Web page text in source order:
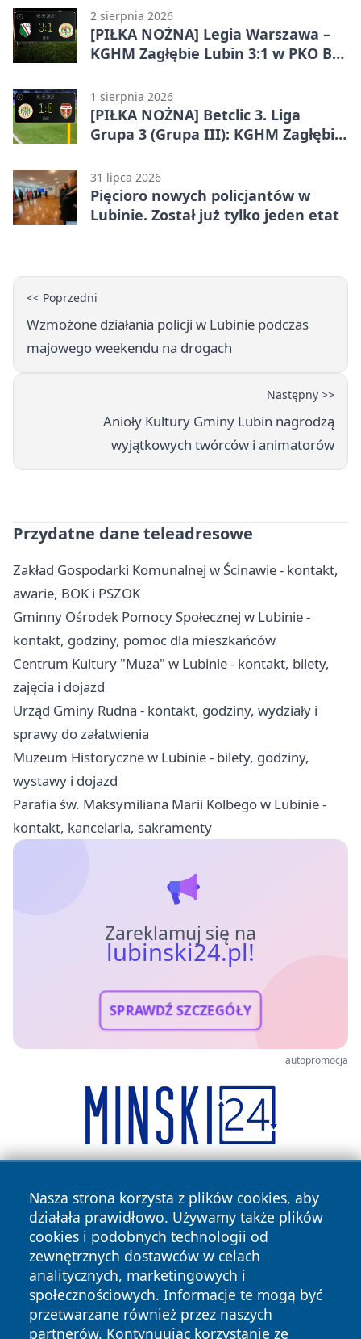
2 sierpnia 2026
[PIŁKA NOŻNA] Legia Warszawa –
KGHM Zagłębie Lubin 3:1 w PKO BP
trzymali wynik, ale wracają bez
punktów
1 sierpnia 2026
[PIŁKA NOŻNA] Betclic 3. Liga
Grupa 3 (Grupa III): KGHM Zagłębie
31 lipca 2026
Pięcioro nowych policjantów w
Lubinie. Został już tylko jeden etat
<< Poprzedni
Wzmożone działania policji w Lubinie podczas
majowego weekendu na drogach
Następny >>
Anioły Kultury Gminy Lubin nagrodzą
wyjątkowych twórców i animatorów
Przydatne dane teleadresowe
Zakład Gospodarki Komunalnej w Ścinawie - kontakt,
awarie, BOK i PSZOK
Gminny Ośrodek Pomocy Społecznej w Lubinie -
kontakt, godziny, pomoc dla mieszkańców
Centrum Kultury "Muza" w Lubinie - kontakt, bilety,
zajęcia i dojazd
Urząd Gminy Rudna - kontakt, godziny, wydziały i
sprawy do załatwienia
Muzeum Historyczne w Lubinie - bilety, godziny,
wystawy i dojazd
Parafia św. Maksymiliana Marii Kolbego w Lubinie -
kontakt, kancelaria, sakramenty
Zareklamuj się na
lubinski24.pl!
SPRAWDŹ SZCZEGÓŁY
autopromocja
Nasza strona korzysta z plików cookies, aby
działała prawidłowo. Używamy także plików
cookies i podobnych technologii od
zewnętrznych dostawców w celach
analitycznych, marketingowych i
społecznościowych. Informacje te mogą być
przetwarzane również przez naszych
partnerów. Kontynuując korzystanie ze
Copyright © 2026 lubinski24.pl Wszystkie prawa zastrzeżone.
Polityka Polityka